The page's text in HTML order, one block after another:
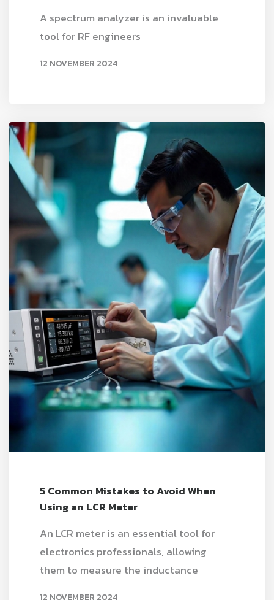
A spectrum analyzer is an invaluable
tool for RF engineers
12 NOVEMBER 2024
5 Common Mistakes to Avoid When
Using an LCR Meter
An LCR meter is an essential tool for
electronics professionals, allowing
them to measure the inductance
12 NOVEMBER 2024